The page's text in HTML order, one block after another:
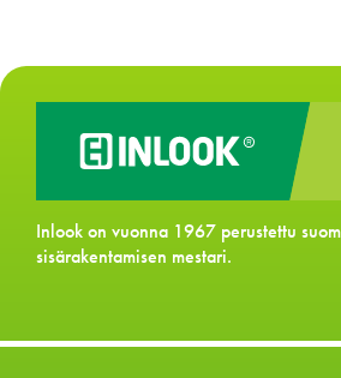
Inlook on vuonna 1967 perustettu
sisärakentamisen mestari.